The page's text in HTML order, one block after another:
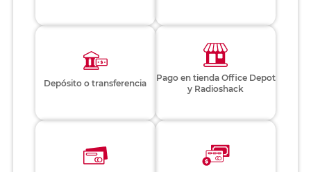
Depósito o transferencia
Pago en tienda Office Depot
y Radioshack